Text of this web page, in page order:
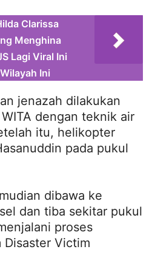
Clarissa
Menghina
Lagi Viral Ini
Ini
jenazah dilakukan
dengan teknik air
itu, helikopter
pada pukul
dibawa ke
dan tiba sekitar pukul
proses
Victim